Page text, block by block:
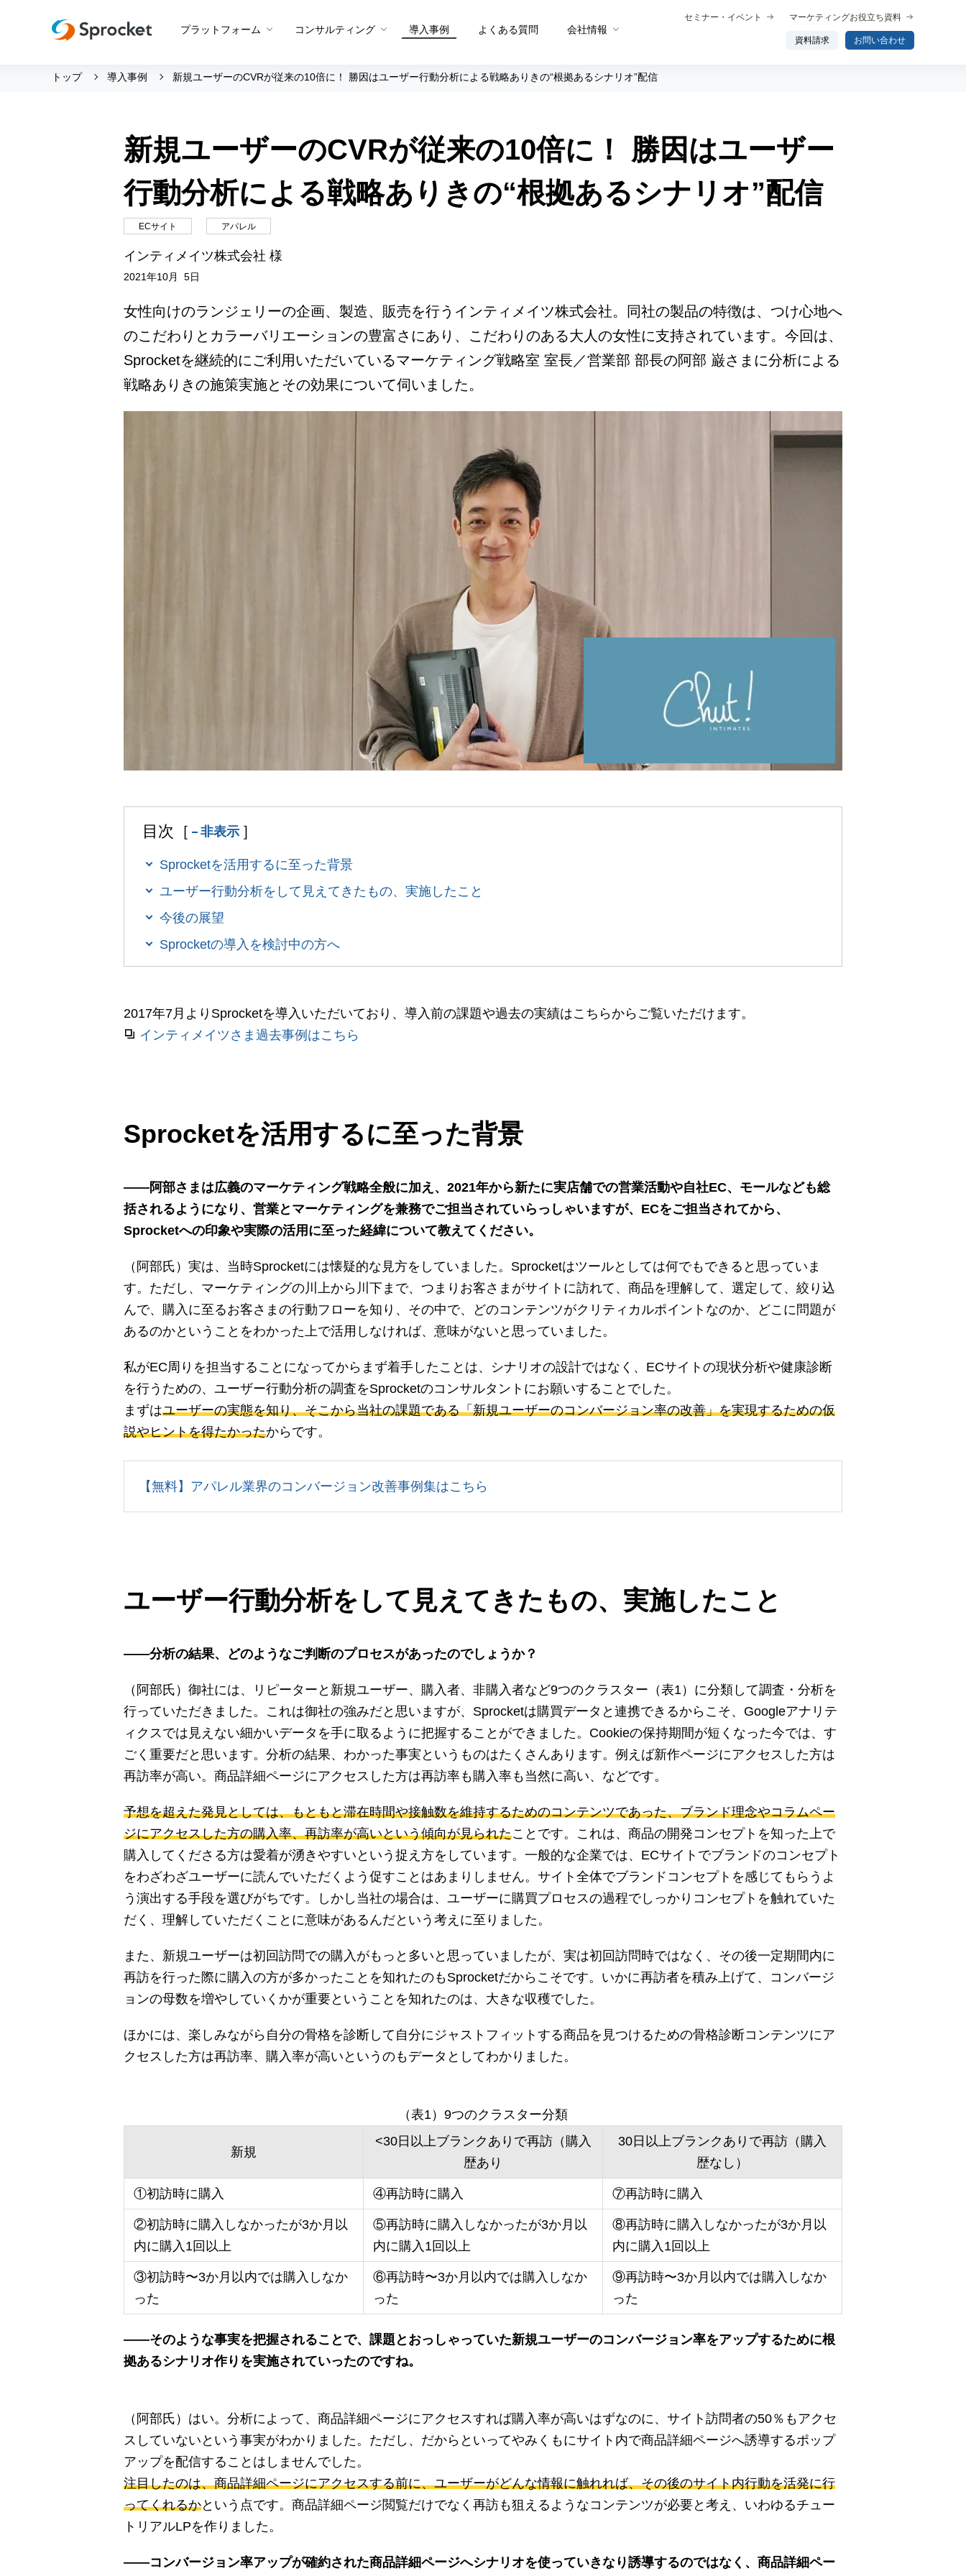
プラットフォーム
プロダクト概要
Web接客
アプリ最適化
アンケート
A/Bテスト
LINE活用
プロダクト概要
データ統合・抽出
セグメント適正スコア
プロダクト概要
サイト分析
ユーザー行動分析
プロダクト概要
データ分析エージェント
コンサルティング
運用支援 トップ
Beyond CROコンサルティング
設定代行
サポートボット
メソッド トップ
メソッドを共有する仕組み
A/Bテストメソッド
広告効果最大化メソッド
顧客育成メソッド
導入事例 よくある質問 会社情報
会社情報 トップ
メンバー紹介
創業の想い
沿革
ビジョン・ミッション・バリュー
ロゴマーク
セミナー・イベント マーケティングお役立ち資料
資料請求 お問い合わせ
トップ 導入事例 新規ユーザーのCVRが従来の10倍に！ 勝因はユーザー行動分析による戦略ありきの“根拠あるシナリオ”配信
新規ユーザーのCVRが従来の10倍に！ 勝因はユーザー
行動分析による戦略ありきの“根拠あるシナリオ”配信
ECサイト アパレル
インティメイツ株式会社 様
2021年10月 5日
女性向けのランジェリーの企画、製造、販売を行うインティメイツ株式会社。同社の製品の特徴は、つけ心地へ
のこだわりとカラーバリエーションの豊富さにあり、こだわりのある大人の女性に支持されています。今回は、
Sprocketを継続的にご利用いただいているマーケティング戦略室 室長／営業部 部長の阿部 巌さまに分析による
戦略ありきの施策実施とその効果について伺いました。
目次［ 非表示 ］
Sprocketを活用するに至った背景
ユーザー行動分析をして見えてきたもの、実施したこと
今後の展望
Sprocketの導入を検討中の方へ
2017年7月よりSprocketを導入いただいており、導入前の課題や過去の実績はこちらからご覧いただけます。
インティメイツさま過去事例はこちら
Sprocketを活用するに至った背景
――阿部さまは広義のマーケティング戦略全般に加え、2021年から新たに実店舗での営業活動や自社EC、モールなども総
括されるようになり、営業とマーケティングを兼務でご担当されていらっしゃいますが、ECをご担当されてから、
Sprocketへの印象や実際の活用に至った経緯について教えてください。
（阿部氏）実は、当時Sprocketには懐疑的な見方をしていました。Sprocketはツールとしては何でもできると思っていま
す。ただし、マーケティングの川上から川下まで、つまりお客さまがサイトに訪れて、商品を理解して、選定して、絞り込
んで、購入に至るお客さまの行動フローを知り、その中で、どのコンテンツがクリティカルポイントなのか、どこに問題が
あるのかということをわかった上で活用しなければ、意味がないと思っていました。
私がEC周りを担当することになってからまず着手したことは、シナリオの設計ではなく、ECサイトの現状分析や健康診断
を行うための、ユーザー行動分析の調査をSprocketのコンサルタントにお願いすることでした。
まずはユーザーの実態を知り、そこから当社の課題である「新規ユーザーのコンバージョン率の改善」を実現するための仮
説やヒントを得たかったからです。
【無料】アパレル業界のコンバージョン改善事例集はこちら
ユーザー行動分析をして見えてきたもの、実施したこと
――分析の結果、どのようなご判断のプロセスがあったのでしょうか？
（阿部氏）御社には、リピーターと新規ユーザー、購入者、非購入者など9つのクラスター（表1）に分類して調査・分析を
行っていただきました。これは御社の強みだと思いますが、Sprocketは購買データと連携できるからこそ、Googleアナリテ
ィクスでは見えない細かいデータを手に取るように把握することができました。Cookieの保持期間が短くなった今では、す
ごく重要だと思います。分析の結果、わかった事実というものはたくさんあります。例えば新作ページにアクセスした方は
再訪率が高い。商品詳細ページにアクセスした方は再訪率も購入率も当然に高い、などです。
予想を超えた発見としては、もともと​​滞在時間や接触数を維持するためのコンテンツであった、ブランド理念やコラムペー
ジにアクセスした方の購入率、再訪率が高いという傾向が見られたことです。これは、商品の開発コンセプトを知った上で
購入してくださる方は愛着が湧きやすいという捉え方をしています。一般的な企業では、ECサイトでブランドのコンセプト
をわざわざユーザーに読んでいただくよう促すことはあまりしません。サイト全体でブランドコンセプトを感じてもらうよ
う演出する手段を選びがちです。しかし当社の場合は、ユーザーに購買プロセスの過程でしっかりコンセプトを触れていた
だく、理解していただくことに意味があるんだという考えに至りました。
また、新規ユーザーは初回訪問での購入がもっと多いと思っていましたが、実は初回訪問時ではなく、その後一定期間内に
再訪を行った際に購入の方が多かったことを知れたのもSprocketだからこそです。いかに再訪者を積み上げて、コンバージ
ョンの母数を増やしていくかが重要ということを知れたのは、大きな収穫でした。
ほかには、楽しみながら自分の骨格を診断して自分にジャストフィットする商品を見つけるための骨格診断コンテンツにア
クセスした方は再訪率、購入率が高いというのもデータとしてわかりました。
（表1）9つのクラスター分類
新規
<30日以上ブランクありで再訪（購入
歴あり
30日以上ブランクありで再訪（購入
歴なし）
①初訪時に購入 ④再訪時に購入 ⑦再訪時に購入
②初訪時に購入しなかったが3か月以
内に購入1回以上
⑤再訪時に購入しなかったが3か月以
内に購入1回以上
⑧再訪時に購入しなかったが3か月以
内に購入1回以上
③初訪時〜3か月以内では購入しなか
った
⑥再訪時〜3か月以内では購入しなか
った
⑨再訪時〜3か月以内では購入しなか
った
――そのような事実を把握されることで、課題とおっしゃっていた新規ユーザーのコンバージョン率をアップするために根
拠あるシナリオ作りを実施されていったのですね。
（阿部氏）はい。分析によって、商品詳細ページにアクセスすれば購入率が高いはずなのに、サイト訪問者の50％もアクセ
スしていないという事実がわかりました。ただし、だからといってやみくもにサイト内で商品詳細ページへ誘導するポップ
アップを配信することはしませんでした。
注目したのは、商品詳細ページにアクセスする前に、ユーザーがどんな情報に触れれば、その後のサイト内行動を活発に行
ってくれるかという点です。商品詳細ページ閲覧だけでなく再訪も狙えるようなコンテンツが必要と考え、いわゆるチュー
トリアルLPを作りました。
――コンバージョン率アップが確約された商品詳細ページへシナリオを使っていきなり誘導するのではなく、商品詳細ペー